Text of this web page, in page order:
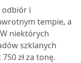
odbiór i
tempie, a
niektórych
szklanych
zł za tonę.